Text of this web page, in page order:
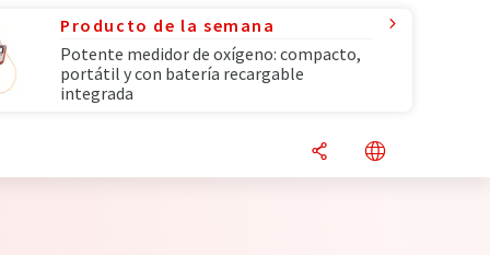
Producto de la semana
Potente medidor de oxígeno: compacto,
portátil y con batería recargable
integrada